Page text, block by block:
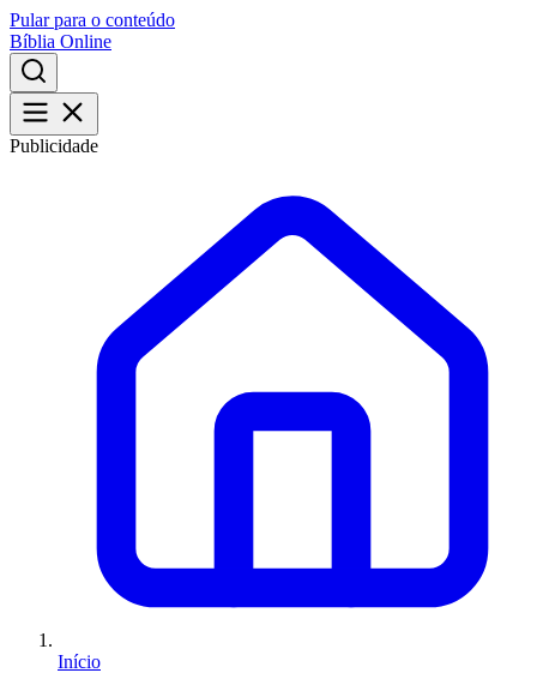
Pular para o conteúdo
Bíblia Online
Publicidade
Início